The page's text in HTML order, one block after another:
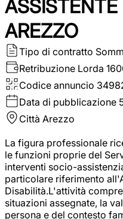
AREZZO
Tipo di contratto
Retribuzione Lorda
Codice annuncio
Data di pubblicazione
Città Arezzo
La figura professionale
le funzioni proprie del
interventi socio-
particolare riferimento
Disabilità.L'attività
situazioni assegnate, la
persona e del contesto